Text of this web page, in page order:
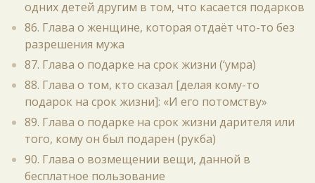
одних детей другим в том, что касается подарков
86. Глава о женщине, которая отдаёт что-то без
разрешения мужа
87. Глава о подарке на срок жизни (‘умра)
88. Глава о том, кто сказал [делая кому-то
подарок на срок жизни]: «И его потомству»
89. Глава о подарке на срок жизни дарителя или
того, кому он был подарен (рукба)
90. Глава о возмещении вещи, данной в
бесплатное пользование